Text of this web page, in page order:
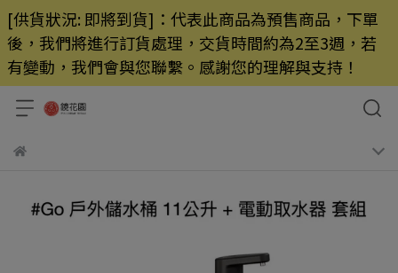
[供貨狀況: 即將到貨]：代表此商品為預售商品，下單
後，我們將進行訂貨處理，交貨時間約為2至3週，若
有變動，我們會與您聯繫。感謝您的理解與支持！